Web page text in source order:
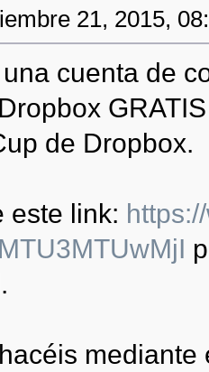
21, 2015,
cuenta de
de Dropbox.
este link: